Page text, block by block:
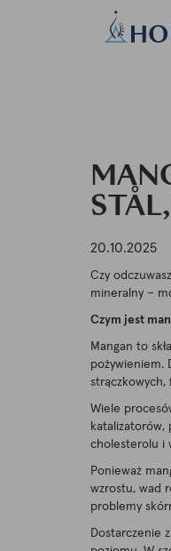
20.10.2025
Czy
mineralny –
Czym jest
Mangan to
pożywieniem.
strączkowych,
Wiele
katalizatorów,
cholesterolu i
Ponieważ
wzrostu, wad
problemy
Dostarczenie